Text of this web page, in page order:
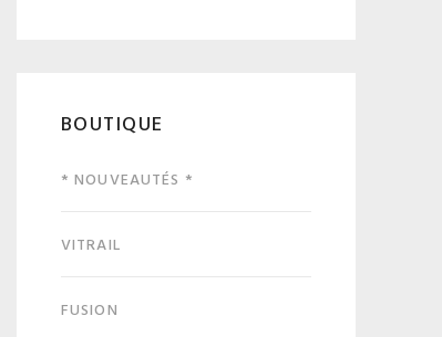
BOUTIQUE
* NOUVEAUTÉS *
VITRAIL
FUSION